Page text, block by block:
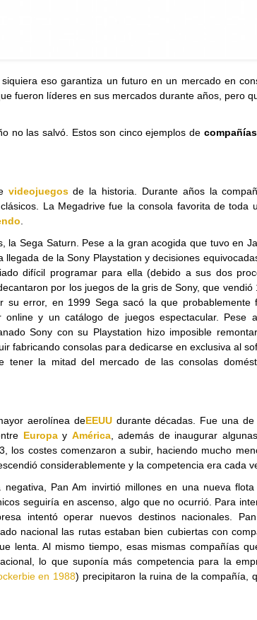
eso garantiza un futuro en un mercado en
fueron líderes en sus mercados durante años, pero
no las salvó. Estos son cinco ejemplos de
videojuegosde la historia. Durante años la
La Megadrive fue la consola favorita de toda
.
la Sega Saturn. Pese a la gran acogida que tuvo en
de la Sony Playstation y decisiones
difícil programar para ella (debido a sus dos
por los juegos de la gris de Sony, que vendió
error, en 1999 Sega sacó la que probablemente
online y un catálogo de juegos espectacular. Pese
Sony con su Playstation hizo imposible
fabricando consolas para dedicarse en exclusiva al
tener la mitad del mercado de las consolas
aerolínea deEEUUdurante décadas. Fue una
Europay América, además de inaugurar
los costes comenzaron a subir, haciendo mucho
considerablemente y la competencia era cada
negativa, Pan Am invirtió millones en una nueva
seguiría en ascenso, algo que no ocurrió. Para
intentó operar nuevos destinos nacionales.
nacional las rutas estaban bien cubiertas con
lenta. Al mismo tiempo, esas mismas compañías
lo que suponía más competencia para la
en 1988) precipitaron la ruina de la compañía,